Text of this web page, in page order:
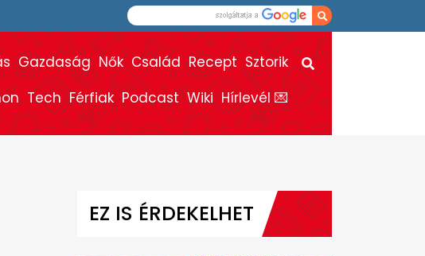
Gazdaság Nők Család Recept Sztorik
Tech Férfiak Podcast Wiki Hírlevél 💌
EZ IS ÉRDEKELHET